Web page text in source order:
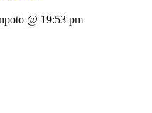
@ 19:53 pm